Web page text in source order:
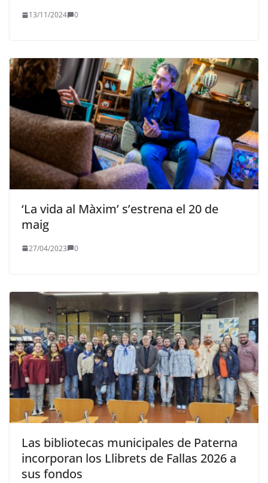
13/11/2024 0
‘La vida al Màxim’ s’estrena el 20 de
maig
27/04/2023 0
Las bibliotecas municipales de Paterna
incorporan los Llibrets de Fallas 2026 a
sus fondos